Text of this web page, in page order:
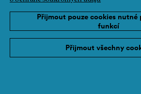
Přijmout pouze cookies nutné
funkcí
Přijmout všechny